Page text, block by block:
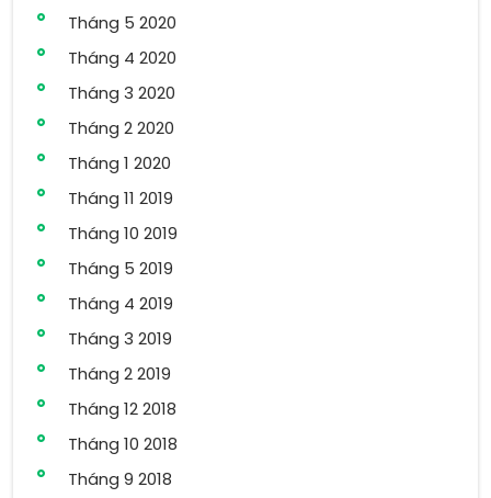
Tháng 5 2020
Tháng 4 2020
Tháng 3 2020
Tháng 2 2020
Tháng 1 2020
Tháng 11 2019
Tháng 10 2019
Tháng 5 2019
Tháng 4 2019
Tháng 3 2019
Tháng 2 2019
Tháng 12 2018
Tháng 10 2018
Tháng 9 2018